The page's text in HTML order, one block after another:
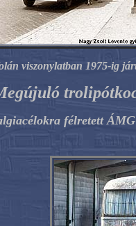
viszonylatban 1975-ig
félretett